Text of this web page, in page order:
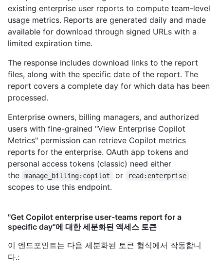
existing enterprise user reports to compute team-level
usage metrics. Reports are generated daily and made
available for download through signed URLs with a
limited expiration time.
The response includes download links to the report
files, along with the specific date of the report. The
report covers a complete day for which data has been
processed.
Enterprise owners, billing managers, and authorized
users with fine-grained "View Enterprise Copilot
Metrics" permission can retrieve Copilot metrics
reports for the enterprise. OAuth app tokens and
personal access tokens (classic) need either
the
manage_billing:copilot or read:enterprise
scopes to use this endpoint.
"Get Copilot enterprise user-teams report for a
specific day"에 대한 세분화된 액세스 토큰
이 엔드포인트는 다음 세분화된 토큰 형식에서 작동합니
다.: